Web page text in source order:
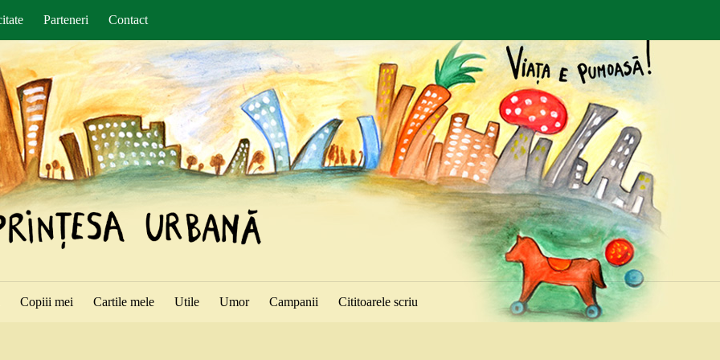
Parteneri Contact
Copiii mei Cartile mele Utile Umor Campanii Cititoarele scriu